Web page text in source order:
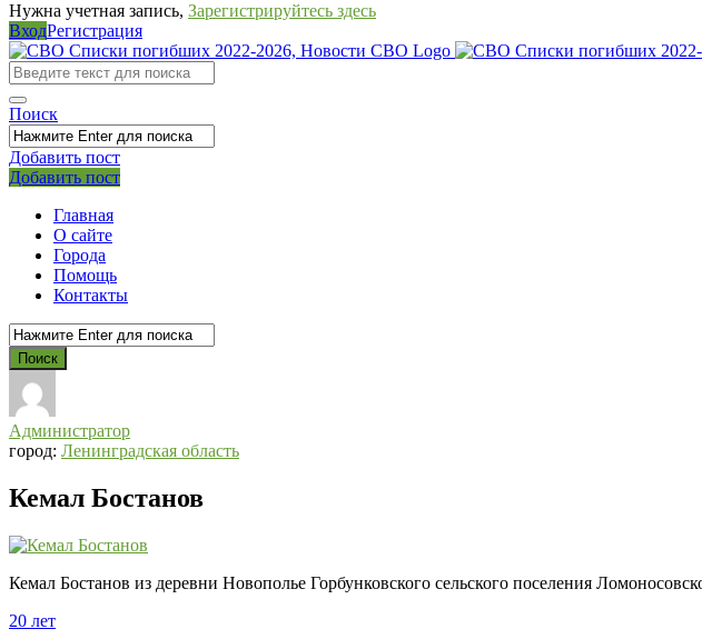
Нужна учетная запись, Зарегистрируйтесь здесь
ВходРегистрация
СВО
Списки
погибших
2022-
2026,
Новости
СВО
Поиск
Добавить пост
Мобильное
меню
Выйти
Добавить пост
Главная
О сайте
Города
Помощь
Контакты
Администратор
город: Ленинградская область
Кемал Бостанов
Кемал Бостанов из деревни Новополье Горбунковского сельского поселения
20 лет